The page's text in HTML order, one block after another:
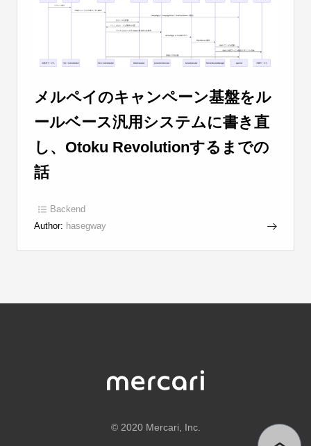
メルペイのキャンペーン基盤をル
ールベース汎用システムに書き直
し、Otoku Revolutionするまでの
話
Backend
Author: hasegway
© 2020 Mercari, Inc.